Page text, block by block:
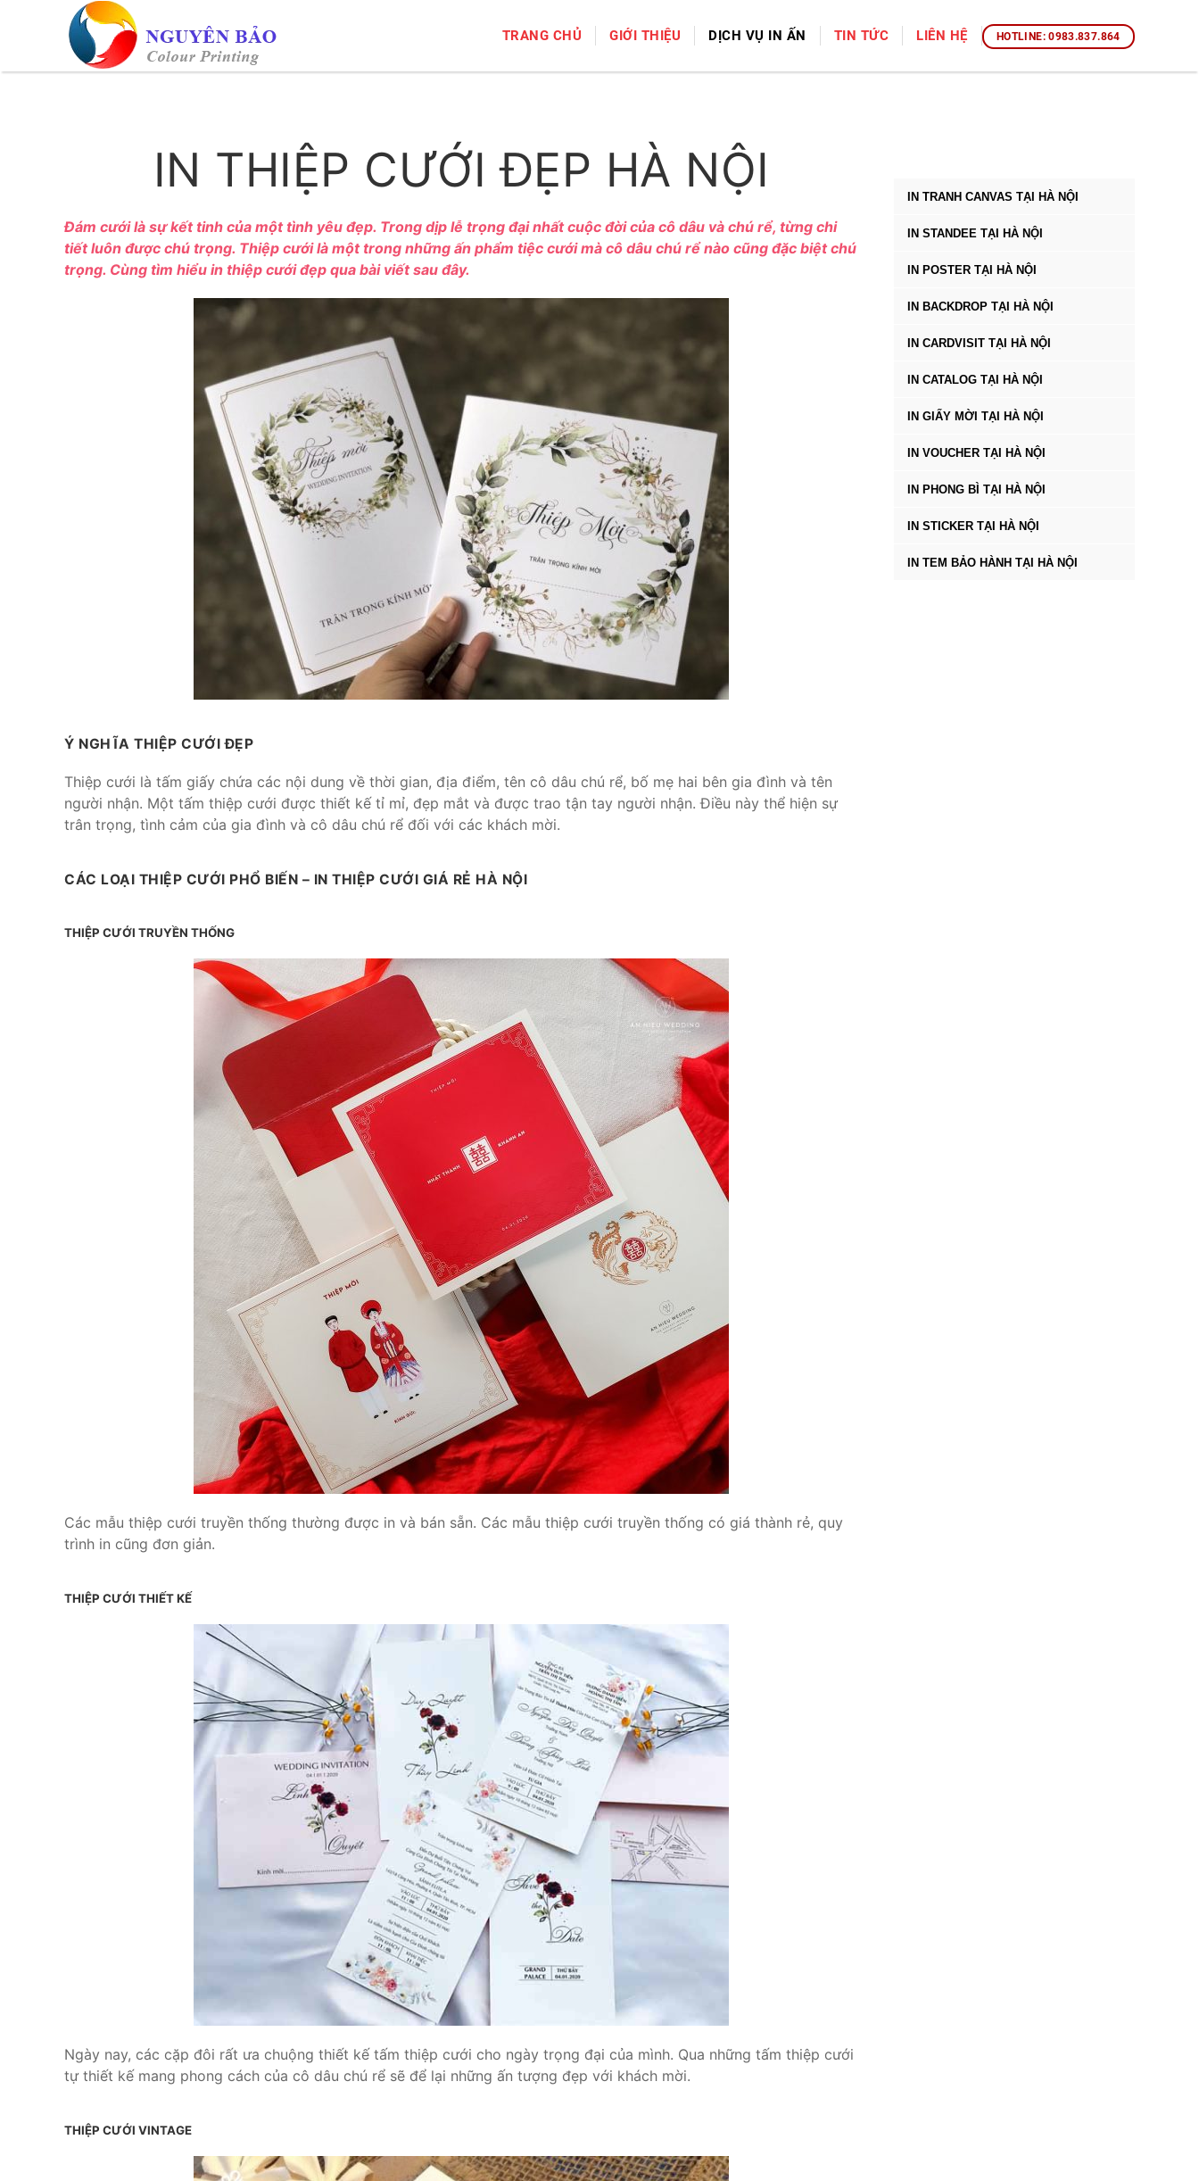
Skip to main content
TRANG CHỦ GIỚI THIỆU DỊCH VỤ IN ẤN TIN TỨC LIÊN HỆ HOTLINE: 0983.837.864
IN THIỆP CƯỚI ĐẸP HÀ NỘI
Đám cưới là sự kết tinh của một tình yêu đẹp. Trong dịp lễ trọng đại nhất cuộc đời của cô dâu và chú rể, từng chi
tiết luôn được chú trọng. Thiệp cưới là một trong những ấn phẩm tiệc cưới mà cô dâu chú rể nào cũng đặc biệt chú
trọng. Cùng tìm hiểu in thiệp cưới đẹp qua bài viết sau đây.
Ý NGHĨA THIỆP CƯỚI ĐẸP
Thiệp cưới là tấm giấy chứa các nội dung về thời gian, địa điểm, tên cô dâu chú rể, bố mẹ hai bên gia đình và tên
người nhận. Một tấm thiệp cưới được thiết kế tỉ mỉ, đẹp mắt và được trao tận tay người nhận. Điều này thể hiện sự
trân trọng, tình cảm của gia đình và cô dâu chú rể đối với các khách mời.
CÁC LOẠI THIỆP CƯỚI PHỔ BIẾN – IN THIỆP CƯỚI GIÁ RẺ HÀ NỘI
THIỆP CƯỚI TRUYỀN THỐNG
Các mẫu thiệp cưới truyền thống thường được in và bán sẵn. Các mẫu thiệp cưới truyền thống có giá thành rẻ, quy
trình in cũng đơn giản.
THIỆP CƯỚI THIẾT KẾ
Ngày nay, các cặp đôi rất ưa chuộng thiết kế tấm thiệp cưới cho ngày trọng đại của mình. Qua những tấm thiệp cưới
tự thiết kế mang phong cách của cô dâu chú rể sẽ để lại những ấn tượng đẹp với khách mời.
THIỆP CƯỚI VINTAGE
IN TRANH CANVAS TẠI HÀ NỘI
IN STANDEE TẠI HÀ NỘI
IN POSTER TẠI HÀ NỘI
IN BACKDROP TẠI HÀ NỘI
IN CARDVISIT TẠI HÀ NỘI
IN CATALOG TẠI HÀ NỘI
IN GIẤY MỜI TẠI HÀ NỘI
IN VOUCHER TẠI HÀ NỘI
IN PHONG BÌ TẠI HÀ NỘI
IN STICKER TẠI HÀ NỘI
IN TEM BẢO HÀNH TẠI HÀ NỘI